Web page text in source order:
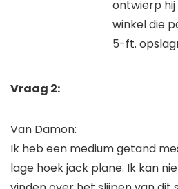
ontwierp
winkel die
5-ft.
Vraag 2:
Van Damon:
Ik heb een medium getand
lage hoek jack plane. Ik kan